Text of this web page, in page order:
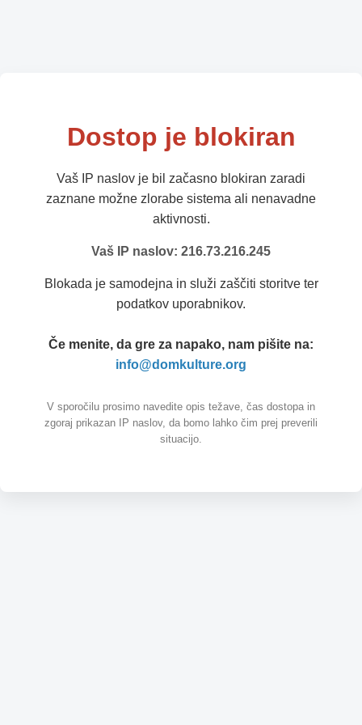
Dostop je blokiran
Vaš IP naslov je bil začasno blokiran zaradi
zaznane možne zlorabe sistema ali nenavadne
aktivnosti.
Vaš IP naslov: 216.73.216.245
Blokada je samodejna in služi zaščiti storitve ter
podatkov uporabnikov.
Če menite, da gre za napako, nam pišite na:
info@domkulture.org
V sporočilu prosimo navedite opis težave, čas dostopa in
zgoraj prikazan IP naslov, da bomo lahko čim prej preverili
situacijo.